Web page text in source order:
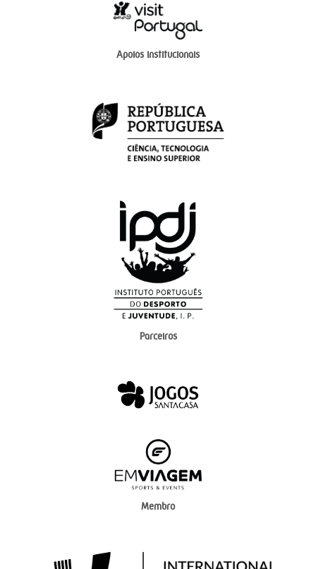
Apoios institucionais
Parceiros
Membro